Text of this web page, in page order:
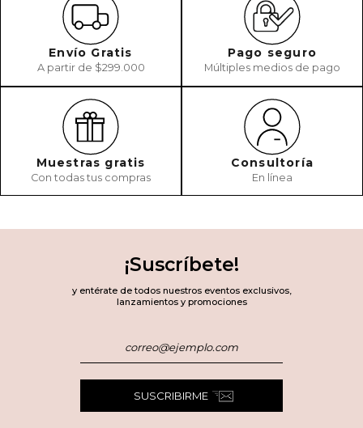
Envío Gratis
A partir de $299.000
Pago seguro
Múltiples medios de pago
Muestras gratis
Con todas tus compras
Consultoría
En línea
¡Suscríbete!
y entérate de todos nuestros eventos exclusivos,
lanzamientos y promociones
SUSCRIBIRME